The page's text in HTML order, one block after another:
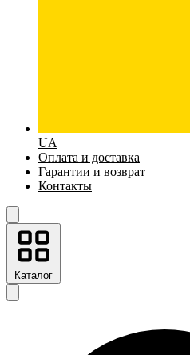
UA
Оплата и доставка
Гарантии и возврат
Контакты
Каталог